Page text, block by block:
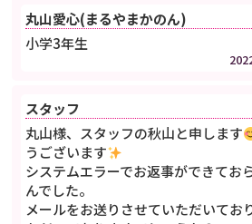
丸山愛心(まるやまかのん)
小学3年生
スタッフ
丸山様、スタッフの秋山と申します
うございます
システムエラーでお返事ができてお
んでした。
メールをお送りさせていただいてお